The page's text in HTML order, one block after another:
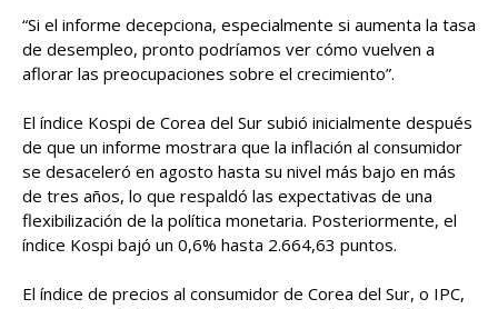
“Si el informe decepciona, especialmente si aumenta la tasa
de desempleo, pronto podríamos ver cómo vuelven a
aflorar las preocupaciones sobre el crecimiento”.
El índice Kospi de Corea del Sur subió inicialmente después
de que un informe mostrara que la inflación al consumidor
se desaceleró en agosto hasta su nivel más bajo en más
de tres años, lo que respaldó las expectativas de una
flexibilización de la política monetaria. Posteriormente, el
índice Kospi bajó un 0,6% hasta 2.664,63 puntos.
El índice de precios al consumidor de Corea del Sur, o IPC,